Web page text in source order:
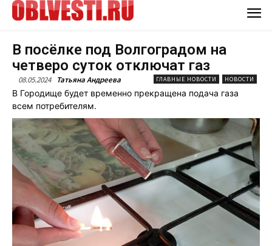
В посёлке под Волгоградом на
четверо суток отключат газ
08.05.2024 Татьяна Андреева ГЛАВНЫЕ НОВОСТИ НОВОСТИ
В Городище будет временно прекращена подача газа
всем потребителям.